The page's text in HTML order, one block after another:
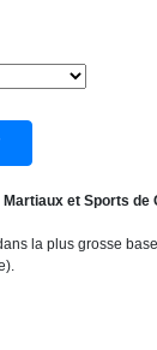
et Sports de
la plus grosse